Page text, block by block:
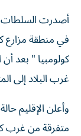
أصدرت السلطات
في منطقة مزارع
كولومبيا " بعد
غرب البلاد إلى
وأعلن الإقليم
متفرقة من غرب